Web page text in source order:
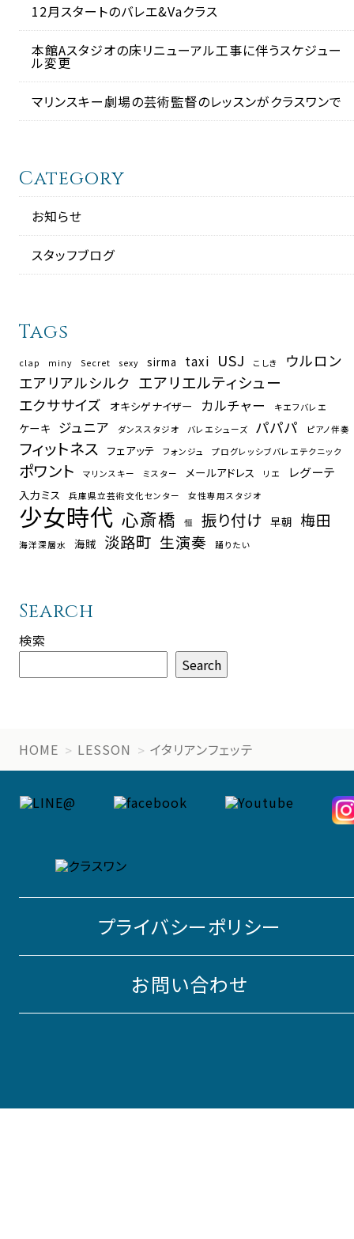
12月スタートのバレエ&Vaクラス
本館Aスタジオの床リニューアル工事に伴うスケジュー
ル変更
マリンスキー劇場の芸術監督のレッスンがクラスワンで
Category
お知らせ
スタッフブログ
Tags
clap miny Secret sexy sirma taxi USJ こしき
ウルロン
エアリアルシルク エアリエルティシュー
エクササイズ オキシゲナイザー カルチャー キエフバレエ
ケーキ ジュニア ダンススタジオ バレエシューズ パパパ ピアノ伴奏
フィットネス フェアッテ フォンジュ プログレッシブバレエテクニック
ポワント マリンスキー ミスター メールアドレス リエ レグーテ
入力ミス 兵庫県立芸術文化センター 女性専用スタジオ
少女時代 心斎橋 恒 振り付け 早朝 梅田
海洋深層水 海賊 淡路町 生演奏 踊りたい
Search
検索
Search
HOME LESSON イタリアンフェッテ
プライバシーポリシー
お問い合わせ